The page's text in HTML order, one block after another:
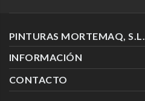
PINTURAS MORTEMAQ, S.L.
INFORMACIÓN
CONTACTO